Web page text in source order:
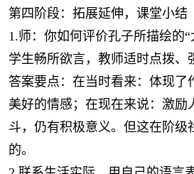
第四阶段：拓展延伸，课堂小结
1.师：你如何评价孔子所描绘的“
学生畅所欲言，教师适时点拨、
答案要点：在当时看来：体现了
美好的情感；在现在来说：激励
斗，仍有积极意义。但这在阶级
的。